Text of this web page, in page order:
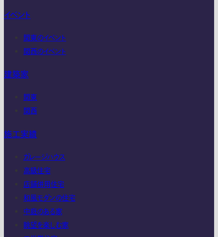
イベント
関東のイベント
関西のイベント
建築家
関東
関西
施工実績
ガレージハウス
高級住宅
店舗併用住宅
和風モダンの住宅
中庭のある家
眺望を楽しむ家